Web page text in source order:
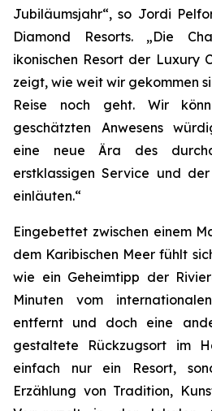
Jubiläumsjahr“, so Jordi
Diamond Resorts. „Die
ikonischen Resort der Luxury
zeigt, wie weit wir gekommen
Reise noch geht. Wir
geschätzten Anwesens
eine neue Ära des
erstklassigen Service und
einläuten.“
Eingebettet zwischen einem
dem Karibischen Meer fühlt
wie ein Geheimtipp der
Minuten vom
entfernt und doch eine
gestaltete Rückzugsort im
einfach nur ein Resort,
Erzählung von Tradition,